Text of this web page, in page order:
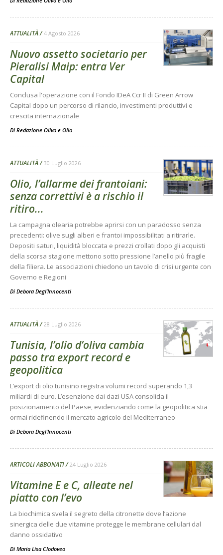
ATTUALITÀ 4 Agosto 2026
Nuovo assetto societario per
Pieralisi Maip: entra Ver
Capital
Conclusa l'operazione con il Fondo IDeA Ccr II di Green Arrow
Capital dopo un percorso di rilancio, investimenti produttivi e
crescita internazionale
Di Redazione Olivo e Olio
ATTUALITÀ 30 Luglio 2026
Olio, l’allarme dei frantoiani:
senza correttivi è a rischio il
ritiro...
La campagna olearia potrebbe aprirsi con un paradosso senza
precedenti: olive sugli alberi e frantoi impossibilitati a ritirarle.
Depositi saturi, liquidità bloccata e prezzi crollati dopo gli acquisti
della scorsa stagione mettono sotto pressione l’anello più fragile
della filiera. Le associazioni chiedono un tavolo di crisi urgente con
Governo e Regioni
Di Debora Degl’Innocenti
ATTUALITÀ 28 Luglio 2026
Tunisia, l’olio d’oliva cambia
passo tra export record e
geopolitica
L’export di olio tunisino registra volumi record superando 1,3
miliardi di euro. L’esenzione dai dazi USA consolida il
posizionamento del Paese, evidenziando come la geopolitica stia
ormai ridefinendo il mercato agricolo del Mediterraneo
Di Debora Degl’Innocenti
ARTICOLI ABBONATI 24 Luglio 2026
Vitamine E e C, alleate nel
piatto con l’evo
La biochimica svela il segreto della citronette dove l’azione
sinergica delle due vitamine protegge le membrane cellulari dal
danno ossidativo
Di Maria Lisa Clodoveo